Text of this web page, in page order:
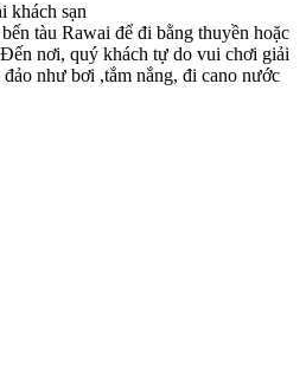
khách sạn
tàu Rawai để đi bằng thuyền hoặc
nơi, quý khách tự do vui chơi giải
như bơi ,tắm nắng, đi cano nước